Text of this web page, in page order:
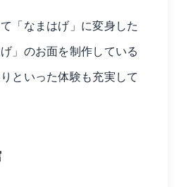
「なまはげ」に変身した
」のお面を制作している
といった体験も充実して